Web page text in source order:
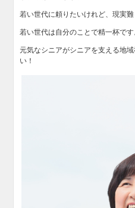
若い世代に頼りたいけれど、現実難
若い世代は自分のことで精一杯で
元気なシニアがシニアを支える地
い！